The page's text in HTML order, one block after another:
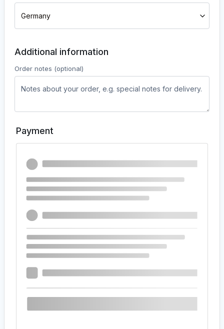
Germany
Additional information
Order notes (optional)
Payment
PayPal As Friends & Family
After placing your order, you will receive an email with
Note: If you are located outside of Europe or the USA,
please ensure that your PayPal account supports the
“Friends and Family” option.
Nach Aufgabe Ihrer Bestellung erhalten Sie eine E-Mail mit
detaillierten Anweisungen.
Pay by Card